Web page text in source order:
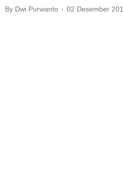
By Dwi Purwanto 02 Desember